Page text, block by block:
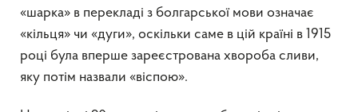
«шарка» в перекладі з болгарської мови означає
«кільця» чи «дуги», оскільки саме в цій країні в 1915
році була вперше зареєстрована хвороба сливи,
яку потім назвали «віспою».